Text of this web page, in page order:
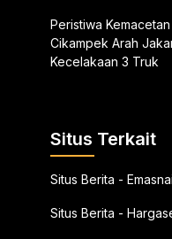
Peristiwa
Cikampek Arah
Kecelakaan 3 Truk
Situs Terkait
Situs Berita -
Situs Berita -